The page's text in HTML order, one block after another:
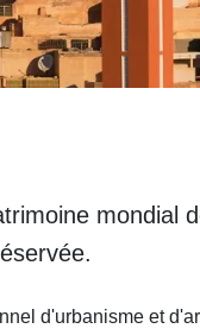
mondial
d'urbanisme et